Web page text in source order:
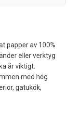
papper av 100%
eller verktyg
är viktigt.
med hög
gatukök,